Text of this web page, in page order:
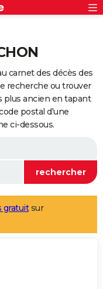
carnet des décès des
recherche ou trouver
plus ancien en tapant
postal d'une
ci-dessous.
gratuitsur